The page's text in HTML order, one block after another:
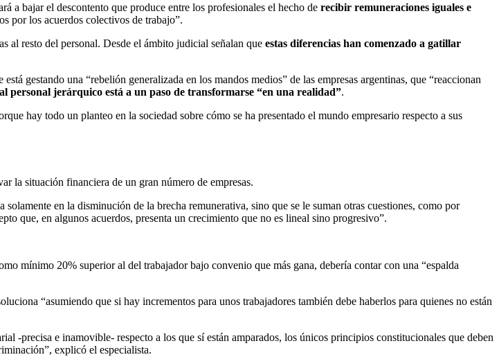
a bajar el descontento que produce entre los profesionales el hecho de recibir remuneraciones iguales e
por los acuerdos colectivos de trabajo”.
al resto del personal. Desde el ámbito judicial señalan que estas diferencias han comenzado a gatillar
gestando una “rebelión generalizada en los mandos medios” de las empresas argentinas, que “reaccionan
personal jerárquico está a un paso de transformarse “en una realidad”.
hay todo un planteo en la sociedad sobre cómo se ha presentado el mundo empresario respecto a sus
la situación financiera de un gran número de empresas.
en la disminución de la brecha remunerativa, sino que se le suman otras cuestiones, como por
que, en algunos acuerdos, presenta un crecimiento que no es lineal sino progresivo”.
mínimo 20% superior al del trabajador bajo convenio que más gana, debería contar con una “espalda
“asumiendo que si hay incrementos para unos trabajadores también debe haberlos para quienes no están
-precisa e inamovible- respecto a los que sí están amparados, los únicos principios constitucionales que deben
explicó el especialista.